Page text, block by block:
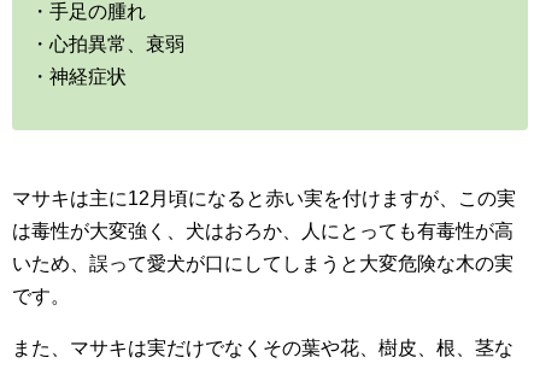
・手足の腫れ
・心拍異常、衰弱
・神経症状
マサキは主に12月頃になると赤い実を付けますが、この実
は毒性が大変強く、犬はおろか、人にとっても有毒性が高
いため、誤って愛犬が口にしてしまうと大変危険な木の実
です。
また、マサキは実だけでなくその葉や花、樹皮、根、茎な